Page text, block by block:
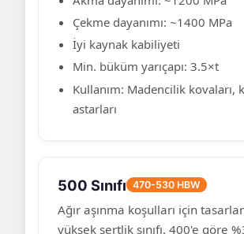
Çekme dayanımı: ~1400 MPa
İyi kaynak kabiliyeti
Min. büküm yarıçapı: 3.5×t
Kullanım: Madencilik kovaları,
astarları
500 Sınıfı 470-530 HBW
Ağır aşınma koşulları için
yüksek sertlik sınıfı. 400'e göre